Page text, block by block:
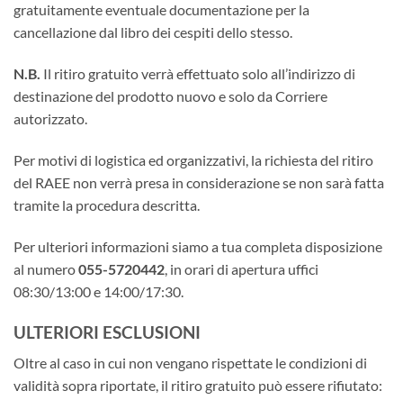
gratuitamente eventuale documentazione per la
cancellazione dal libro dei cespiti dello stesso.
N.B. Il ritiro gratuito verrà effettuato solo all’indirizzo di
destinazione del prodotto nuovo e solo da Corriere
autorizzato.
Per motivi di logistica ed organizzativi, la richiesta del ritiro
del RAEE non verrà presa in considerazione se non sarà fatta
tramite la procedura descritta.
Per ulteriori informazioni siamo a tua completa disposizione
al numero055-5720442 , in orari di apertura uffici
08:30/13:00 e 14:00/17:30.
ULTERIORI ESCLUSIONI
Oltre al caso in cui non vengano rispettate le condizioni di
validità sopra riportate, il ritiro gratuito può essere rifiutato: